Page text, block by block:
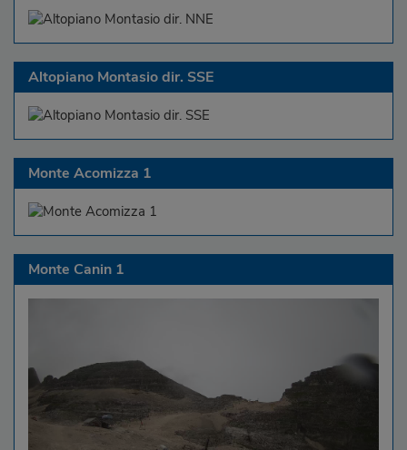
Altopiano Montasio dir. SSE
Monte Acomizza 1
Monte Canin 1